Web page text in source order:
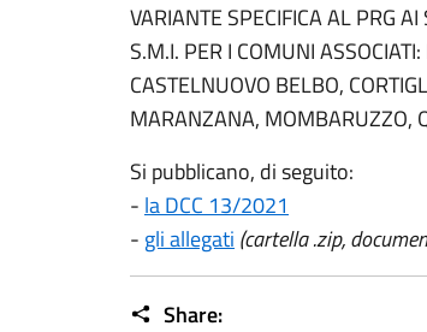
VARIANTE SPECIFICA AL PRG
S.M.I. PER I COMUNI
CASTELNUOVO BELBO,
MARANZANA, MOMBARUZZO,
Si pubblicano, di seguito:
- la DCC 13/2021
- gli allegati (cartella .zip,
Share: